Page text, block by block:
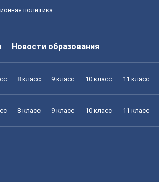
политика
Новости образования
8 класс 9 класс 10 класс 11 класс
8 класс 9 класс 10 класс 11 класс